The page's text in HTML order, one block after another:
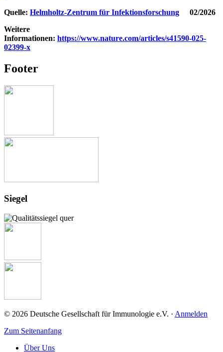
Quelle: Helmholtz-Zentrum für Infektionsforschung
02/2026
Weitere
Informationen: https://www.nature.com/articles/s41590-025-
02399-x
Footer
Siegel
© 2026 Deutsche Gesellschaft für Immunologie e.V. · Anmelden
Zum Seitenanfang
Über Uns